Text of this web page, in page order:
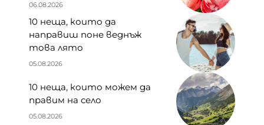
06.08.2026
10 неща, които да
направиш поне веднъж
това лято
05.08.2026
10 неща, които можем да
правим на село
05.08.2026